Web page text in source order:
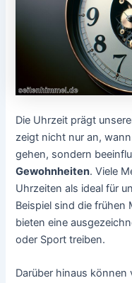
Die Uhrzeit prägt
zeigt nicht nur an,
gehen, sondern
Gewohnheiten. Viele
Uhrzeiten als ideal für
Beispiel sind die
bieten eine
oder Sport treiben.
Darüber hinaus